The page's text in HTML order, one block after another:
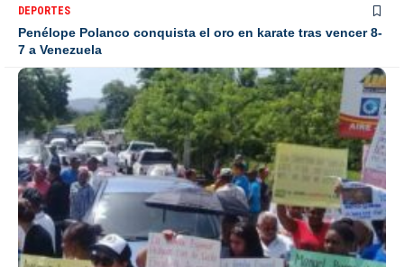
DEPORTES
Penélope Polanco conquista el oro en karate tras vencer 8-
7 a Venezuela